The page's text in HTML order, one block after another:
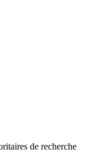
de recherche